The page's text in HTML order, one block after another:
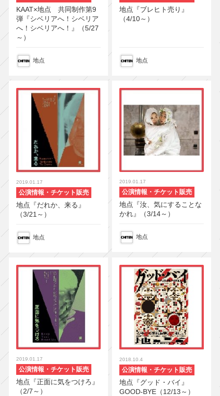
KAAT×地点 共同制作第9
弾『シベリアへ！シベリア
へ！シベリアへ！』（5/27
～）
地点
地点『ブレヒト売り』
（4/10～）
地点
2019.01.17
公演情報・チケット販売
地点『だれか、来る』
（3/21～）
地点
2019.01.17
公演情報・チケット販売
地点『汝、気にすることな
かれ』（3/14～）
地点
2019.01.17
公演情報・チケット販売
地点『正面に気をつけろ』
（2/7～）
2018.10.4
公演情報・チケット販売
地点『グッド・バイ』
GOOD-BYE（12/13～）